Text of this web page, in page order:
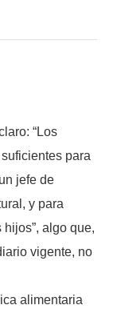
“Los
para
jefe de
y para
algo que,
vigente, no
alimentaria